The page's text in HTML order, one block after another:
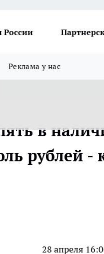
России
Реклама у нас
в
рублей -
28 апреля